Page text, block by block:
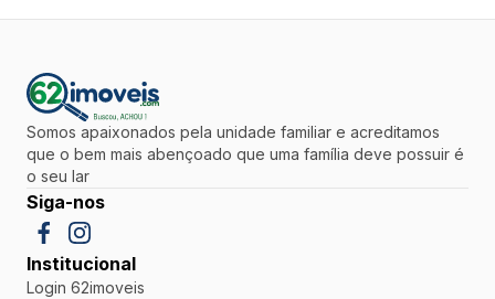
Somos apaixonados pela unidade familiar e acreditamos
que o bem mais abençoado que uma família deve possuir é
o seu lar
Siga-nos
Institucional
Login 62imoveis